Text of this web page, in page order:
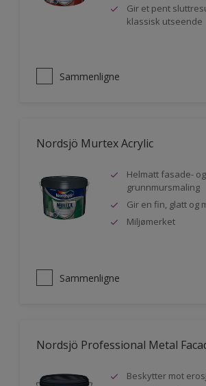
Gir et pent
klassisk utseende
Sammenligne
Nordsjö Murtex Acrylic
Helmatt fasade- og
grunnmursmaling
Gir en fin, glatt og
Miljømerket
Sammenligne
Nordsjö Professional Metal
Beskytter mot